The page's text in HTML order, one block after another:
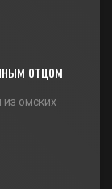
отцом
омских